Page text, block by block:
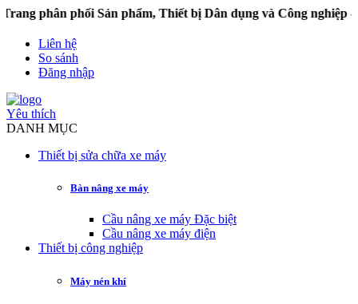
phối Sản phẩm, Thiết bị Dân dụng và Công nghiệp - Cơ
Liên hệ
So sánh
Đăng nhập
Yêu thích
DANH MỤC
Thiết bị sửa chữa xe máy
Bàn nâng xe máy
Cầu nâng xe máy Đặc biệt
Cầu nâng xe máy điện
Thiết bị công nghiệp
Máy nén khí